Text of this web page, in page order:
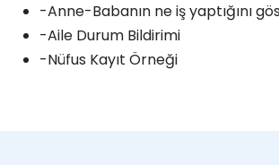
-Anne-Babanın ne iş yaptığını
-Aile Durum Bildirimi
-Nüfus Kayıt Örneği